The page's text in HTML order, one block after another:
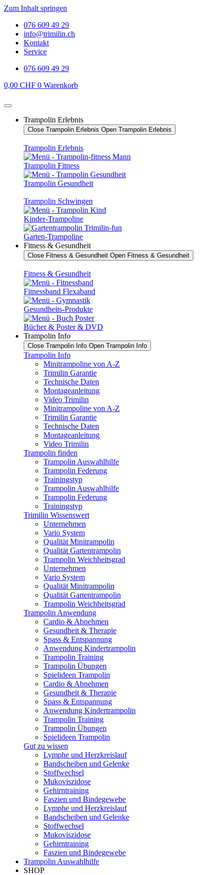
Zum Inhalt springen
076 609 49 29
info@trimilin.ch
Kontakt
Service
076 609 49 29
0,00 CHF 0 Warenkorb
Trampolin Erlebnis
Close Trampolin Erlebnis Open Trampolin Erlebnis
Trampolin Erlebnis
Trampolin Fitness
Trampolin Gesundheit
Trampolin Schwingen
Kinder-Trampoline
Garten-Trampoline
Fitness & Gesundheit
Close Fitness & Gesundheit Open Fitness & Gesundheit
Fitness & Gesundheit
Fitnessband Flexaband
Gesundheits-Produkte
Bücher & Poster & DVD
Trampolin Info
Close Trampolin Info Open Trampolin Info
Trampolin Info
Minitrampoline von A-Z
Trimilin Garantie
Technische Daten
Montageanleitung
Video Trimilin
Minitrampoline von A-Z
Trimilin Garantie
Technische Daten
Montageanleitung
Video Trimilin
Trampolin finden
Trampolin Auswahlhilfe
Trampolin Federung
Trainingstyp
Trampolin Auswahlhilfe
Trampolin Federung
Trainingstyp
Trimilin Wissenswert
Unternehmen
Vario System
Qualität Minitrampolin
Qualität Gartentrampolin
Trampolin Weichheitsgrad
Unternehmen
Vario System
Qualität Minitrampolin
Qualität Gartentrampolin
Trampolin Weichheitsgrad
Trampolin Anwendung
Cardio & Abnehmen
Gesundheit & Therapie
Spass & Entspannung
Anwendung Kindertrampolin
Trampolin Training
Trampolin Übungen
Spielideen Trampolin
Cardio & Abnehmen
Gesundheit & Therapie
Spass & Entspannung
Anwendung Kindertrampolin
Trampolin Training
Trampolin Übungen
Spielideen Trampolin
Gut zu wissen
Lymphe und Herzkreislauf
Bandscheiben und Gelenke
Stoffwechsel
Mukoviszidose
Gehirntraining
Faszien und Bindegewebe
Lymphe und Herzkreislauf
Bandscheiben und Gelenke
Stoffwechsel
Mukoviszidose
Gehirntraining
Faszien und Bindegewebe
Trampolin Auswahlhilfe
SHOP